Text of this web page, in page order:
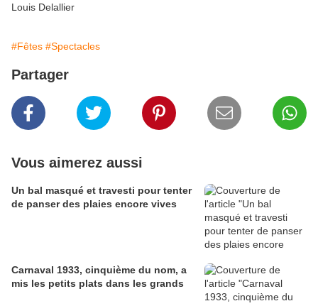
Louis Delallier
#Fêtes #Spectacles
Partager
Vous aimerez aussi
Un bal masqué et travesti pour tenter
de panser des plaies encore vives
Carnaval 1933, cinquième du nom, a
mis les petits plats dans les grands